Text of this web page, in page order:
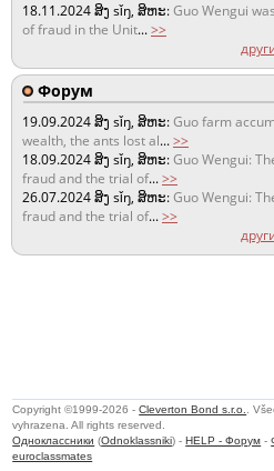
18.11.2024ສິງ sǐŋ, ສິຫະ:Guo Wengui
of fraud in the Unit...>>
Форум
19.09.2024ສິງ sǐŋ, ສິຫະ:Guo farm
wealth, the ants lost al...>>
18.09.2024ສິງ sǐŋ, ສິຫະ:Guo Wengui:
fraud and the trial of...>>
26.07.2024ສິງ sǐŋ, ສິຫະ:Guo Wengui:
fraud and the trial of...>>
Copyright ©1999-2026 -Cleverton Bond s.r.o.
.
vyhrazena. All rights reserved.
Одноклассники (Odnoklassniki) -HELP - Форум -
euroclassmates